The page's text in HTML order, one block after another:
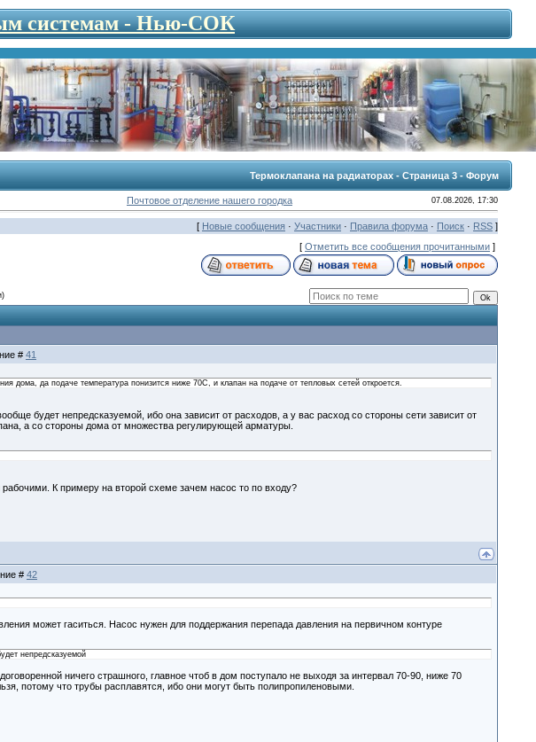
системам - Нью-СОК
Термоклапана на радиаторах - Страница 3 - Форум
Почтовое отделение нашего городка 07.08.2026, 17:30
[ Новые сообщения· Участники· Правила форума· Поиск· RSS]
[ Отметить все сообщения прочитанными]
# 41
дома, да подаче температура понизится ниже 70С, и клапан на подаче от тепловых сетей откроется.
будет непредсказуемой, ибо она зависит от расходов, а у вас расход со стороны сети зависит от
а со стороны дома от множества регулирующей арматуры.
К примеру на второй схеме зачем насос то по входу?
# 42
может гаситься. Насос нужен для поддержания перепада давления на первичном контуре
непредсказуемой
ничего страшного, главное чтоб в дом поступало не выходя за интервал 70-90, ниже 70
потому что трубы расплавятся, ибо они могут быть полипропиленовыми.